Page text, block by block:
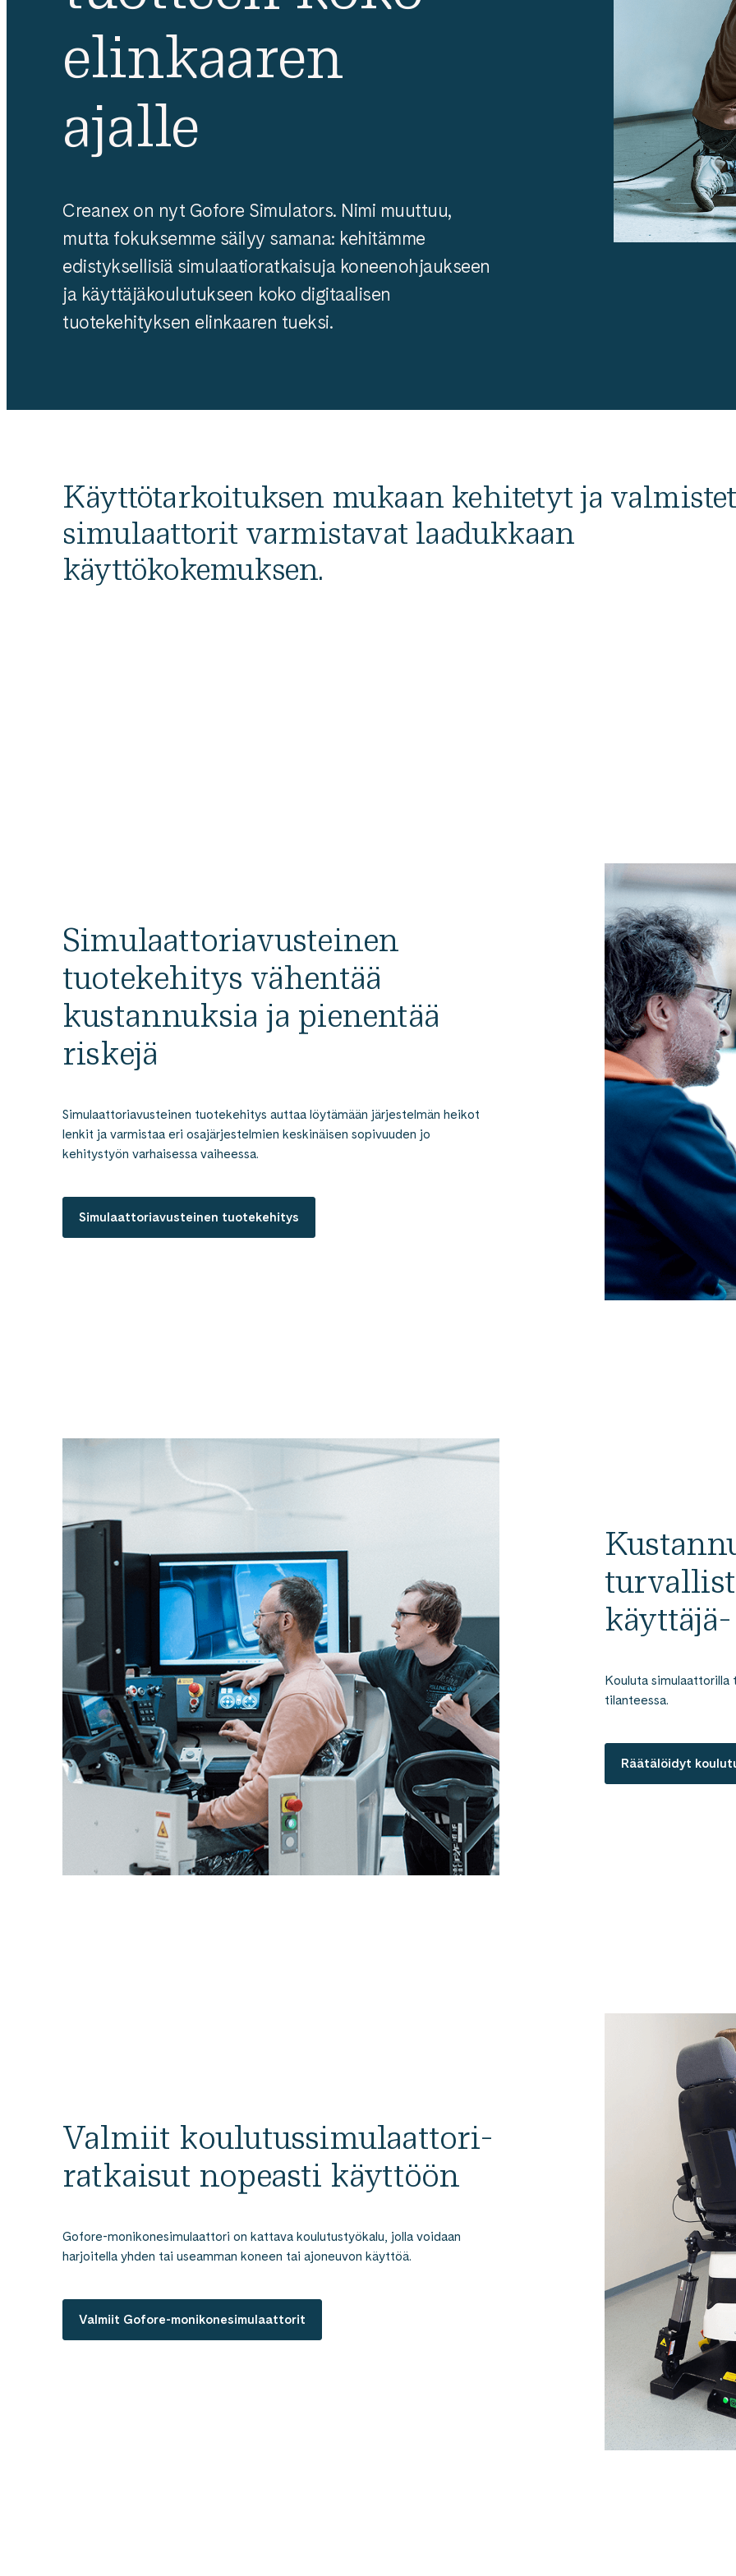
elinkaaren
ajalle
Creanex on nyt Gofore Simulators. Nimi muuttuu,
mutta fokuksemme säilyy samana: kehitämme
edistyksellisiä simulaatioratkaisuja koneenohjaukseen
ja käyttäjäkoulutukseen koko digitaalisen
tuotekehityksen elinkaaren tueksi.
Käyttötarkoituksen mukaan kehitetyt ja
simulaattorit varmistavat laadukkaan
käyttökokemuksen.
Simulaattori­avusteinen
tuotekehitys vähentää
kustannuksia ja pienentää
riskejä​
Simulaattoriavusteinen tuotekehitys auttaa löytämään järjestelmän heikot
lenkit ja varmistaa eri osajärjestelmien keskinäisen sopivuuden jo
kehitystyön varhaisessa vaiheessa.
Simulaattoriavusteinen tuotekehitys
Kouluta simulaattorilla
tilanteessa.
Räätälöidyt
Valmiit koulutus­simulaattori­
ratkaisut nopeasti käyttöön
Gofore-monikonesimulaattori on kattava koulutustyökalu, jolla voidaan
harjoitella yhden tai useamman koneen tai ajoneuvon käyttöä.
Valmiit Gofore-monikonesimulaattorit